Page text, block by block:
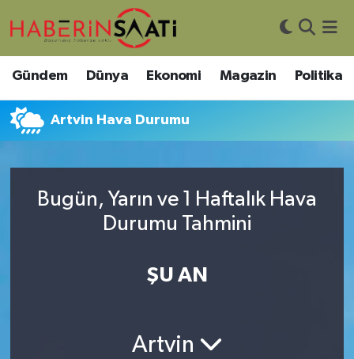
Gündem Dünya Ekonomi Magazin Politika
Artvin Hava Durumu
Bugün, Yarın ve 1 Haftalık Hava
Durumu Tahmini
ŞU AN
Artvin
Asayiş
Bilim ve Teknoloji
Çevre
Nöbetçi Eczaneler
Hava Durumu
Trafik Durumu
Tüm Manşetler